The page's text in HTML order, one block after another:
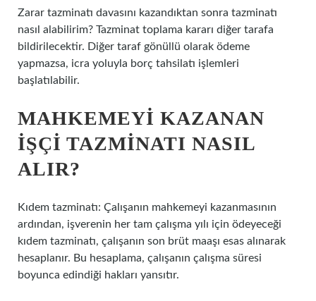
Zarar tazminatı davasını kazandıktan sonra tazminatı
nasıl alabilirim? Tazminat toplama kararı diğer tarafa
bildirilecektir. Diğer taraf gönüllü olarak ödeme
yapmazsa, icra yoluyla borç tahsilatı işlemleri
başlatılabilir.
MAHKEMEYI KAZANAN
IŞÇI TAZMINATI NASIL
ALIR?
Kıdem tazminatı: Çalışanın mahkemeyi kazanmasının
ardından, işverenin her tam çalışma yılı için ödeyeceği
kıdem tazminatı, çalışanın son brüt maaşı esas alınarak
hesaplanır. Bu hesaplama, çalışanın çalışma süresi
boyunca edindiği hakları yansıtır.